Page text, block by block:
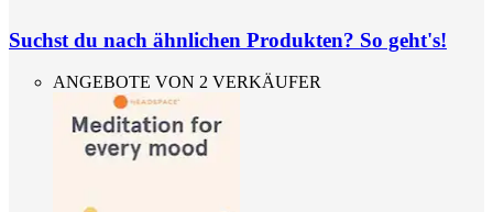
Suchst du nach ähnlichen Produkten? So geht's!
ANGEBOTE VON 2 VERKÄUFER